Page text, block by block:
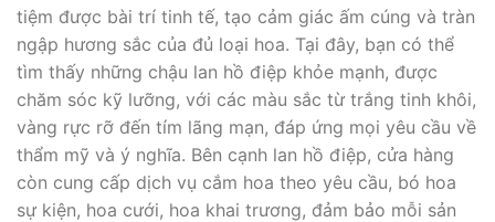
tiệm được bài trí tinh tế, tạo cảm giác ấm cúng và tràn
ngập hương sắc của đủ loại hoa. Tại đây, bạn có thể
tìm thấy những chậu lan hồ điệp khỏe mạnh, được
chăm sóc kỹ lưỡng, với các màu sắc từ trắng tinh khôi,
vàng rực rỡ đến tím lãng mạn, đáp ứng mọi yêu cầu về
thẩm mỹ và ý nghĩa. Bên cạnh lan hồ điệp, cửa hàng
còn cung cấp dịch vụ cắm hoa theo yêu cầu, bó hoa
sự kiện, hoa cưới, hoa khai trương, đảm bảo mỗi sản